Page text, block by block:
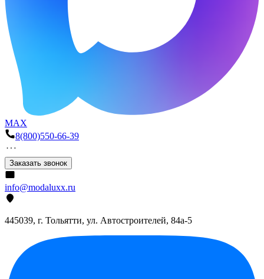
MAX
8(800)550-66-39
Заказать звонок
info@modaluxx.ru
445039, г. Тольятти, ул. Автостроителей, 84а-5